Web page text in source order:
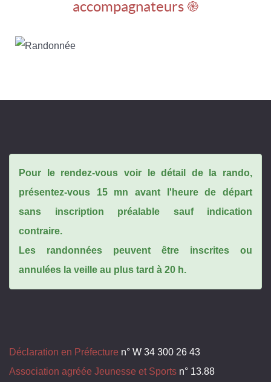
accompagnateurs ֎
Pour le rendez-vous voir le détail de la rando,
présentez-vous 15 mn avant l'heure de départ
sans inscription préalable sauf indication
contraire.
Les randonnées peuvent être inscrites ou
annulées la veille au plus tard à 20 h.
Déclaration en Préfecture n° W 34 300 26 43
Association agréée Jeunesse et Sports n° 13.88